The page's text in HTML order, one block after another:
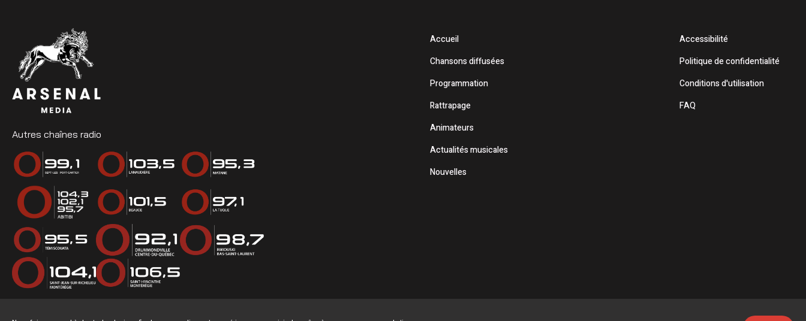
Autres chaînes radio
Accueil
Chansons diffusées
Programmation
Rattrapage
Animateurs
Actualités musicales
Nouvelles
Accessibilité
Politique de confidentialité
Conditions d'utilisation
FAQ